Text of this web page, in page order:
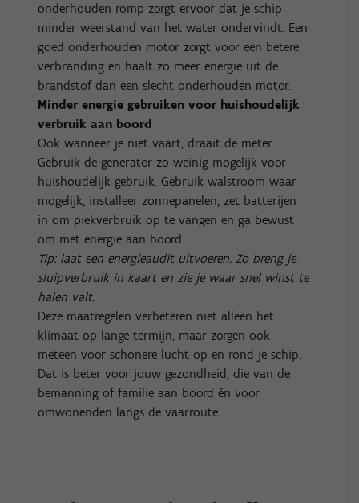
onderhouden romp zorgt ervoor dat je schip
minder weerstand van het water ondervindt. Een
goed onderhouden motor zorgt voor een betere
verbranding en haalt zo meer energie uit de
brandstof dan een slecht onderhouden motor.
Minder energie gebruiken voor huishoudelijk
verbruik aan boord
Ook wanneer je niet vaart, draait de meter.
Gebruik de generator zo weinig mogelijk voor
huishoudelijk gebruik. Gebruik walstroom waar
mogelijk, installeer zonnepanelen, zet batterijen
in om piekverbruik op te vangen en ga bewust
om met energie aan boord.
Tip: laat een energieaudit uitvoeren. Zo breng je
sluipverbruik in kaart en zie je waar snel winst te
halen valt.
Deze maatregelen verbeteren niet alleen het
klimaat op lange termijn, maar zorgen ook
meteen voor schonere lucht op en rond je schip.
Dat is beter voor jouw gezondheid, die van de
bemanning of familie aan boord én voor
omwonenden langs de vaarroute.